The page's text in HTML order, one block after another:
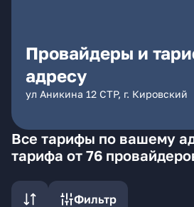
Провайдеры и
адресу
ул Аникина 12 СТР, г. Кировский
Все тарифы по вашему
тарифа от 76
Фильтр